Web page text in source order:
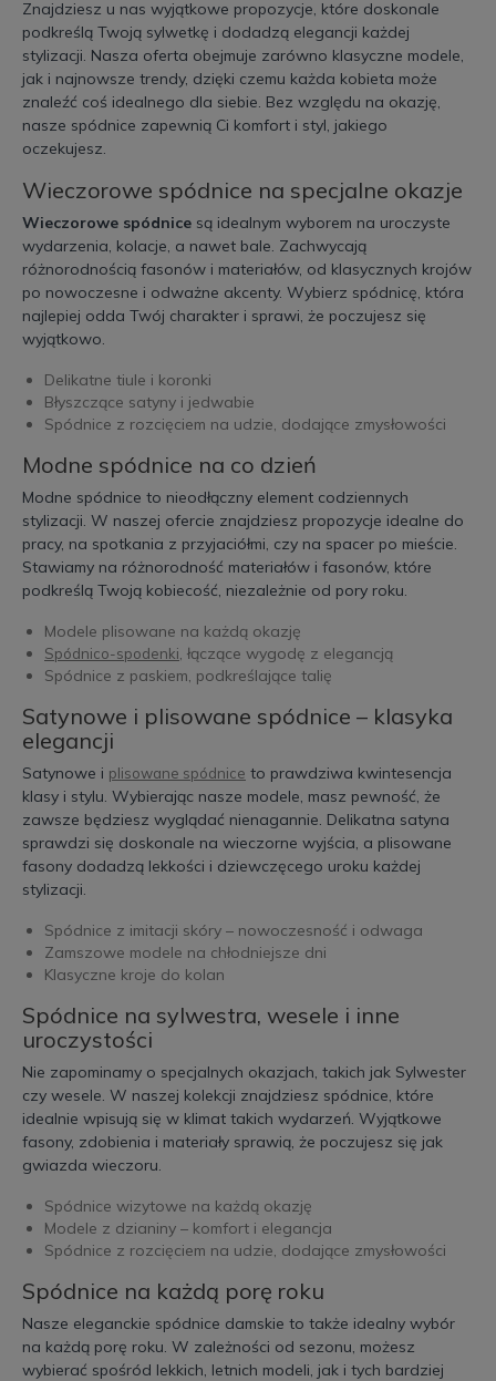
Znajdziesz u nas wyjątkowe propozycje, które doskonale
podkreślą Twoją sylwetkę i dodadzą elegancji każdej
stylizacji. Nasza oferta obejmuje zarówno klasyczne modele,
jak i najnowsze trendy, dzięki czemu każda kobieta może
znaleźć coś idealnego dla siebie. Bez względu na okazję,
nasze spódnice zapewnią Ci komfort i styl, jakiego
oczekujesz.
Wieczorowe spódnice na specjalne okazje
Wieczorowe spódnice są idealnym wyborem na uroczyste
wydarzenia, kolacje, a nawet bale. Zachwycają
różnorodnością fasonów i materiałów, od klasycznych krojów
po nowoczesne i odważne akcenty. Wybierz spódnicę, która
najlepiej odda Twój charakter i sprawi, że poczujesz się
wyjątkowo.
Delikatne tiule i koronki
Błyszczące satyny i jedwabie
Spódnice z rozcięciem na udzie, dodające zmysłowości
Modne spódnice na co dzień
Modne spódnice to nieodłączny element codziennych
stylizacji. W naszej ofercie znajdziesz propozycje idealne do
pracy, na spotkania z przyjaciółmi, czy na spacer po mieście.
Stawiamy na różnorodność materiałów i fasonów, które
podkreślą Twoją kobiecość, niezależnie od pory roku.
Modele plisowane na każdą okazję
Spódnico-spodenki , łączące wygodę z elegancją
Spódnice z paskiem, podkreślające talię
Satynowe i plisowane spódnice – klasyka
elegancji
Satynowe i plisowane spódnice to prawdziwa kwintesencja
klasy i stylu. Wybierając nasze modele, masz pewność, że
zawsze będziesz wyglądać nienagannie. Delikatna satyna
sprawdzi się doskonale na wieczorne wyjścia, a plisowane
fasony dodadzą lekkości i dziewczęcego uroku każdej
stylizacji.
Spódnice z imitacji skóry – nowoczesność i odwaga
Zamszowe modele na chłodniejsze dni
Klasyczne kroje do kolan
Spódnice na sylwestra, wesele i inne
uroczystości
Nie zapominamy o specjalnych okazjach, takich jak Sylwester
czy wesele. W naszej kolekcji znajdziesz spódnice, które
idealnie wpisują się w klimat takich wydarzeń. Wyjątkowe
fasony, zdobienia i materiały sprawią, że poczujesz się jak
gwiazda wieczoru.
Spódnice wizytowe na każdą okazję
Modele z dzianiny – komfort i elegancja
Spódnice z rozcięciem na udzie, dodające zmysłowości
Spódnice na każdą porę roku
Nasze eleganckie spódnice damskie to także idealny wybór
na każdą porę roku. W zależności od sezonu, możesz
wybierać spośród lekkich, letnich modeli, jak i tych bardziej